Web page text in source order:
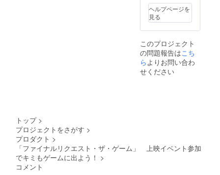
載 ・注
項：支
援時、
必ず備
考欄に
掲載を
希望さ
れるお
使用さ
リクエ
スト劇
場版・
Ⅰ」の
信を期
間限定
にて視
聴可能
すの
ワール
ドツ
アー大
阪編」
ドット
モブ
キャラ
として
登場！
ただけ
ク版収
録予
定） ・
「ファ
リクエ
スト劇
場版・
Ⅰ」
追加ス
リクエ
スト
ヘルプページを
見る
このプロジェクト
の問題報告はこち
らよりお問い合わ
せください
トップ >
プロジェクトをさがす >
プロダクト >
「ファイナルリクエスト・ザ・ゲーム」 上映イベント参加
でキミもゲームに出よう！ >
コメント